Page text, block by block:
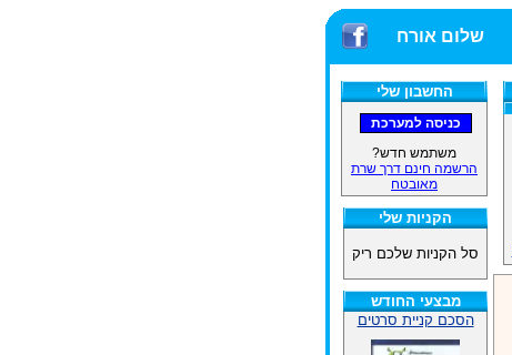
שלום אורח
החשבון שלי
משתמש חדש?
הרשמה חינם דרך שרת
מאובטח
הקניות שלי
סל הקניות שלכם ריק
מבצעי החודש
הסכם קניית סרטים